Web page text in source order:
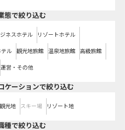
態で絞り込む
ネスホテル リゾートホテル
テル 観光地旅館 温泉地旅館 高級旅館
運営・その他
ケーションで絞り込む
観光地 スキー場 リゾート地
種で絞り込む